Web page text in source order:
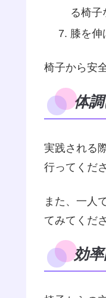
る椅
膝を伸
椅子から安
体
実践される
行ってくだ
また、一人
てみてくだ
効